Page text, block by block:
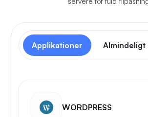
Applikationer Almindeligt
WORDPRESS